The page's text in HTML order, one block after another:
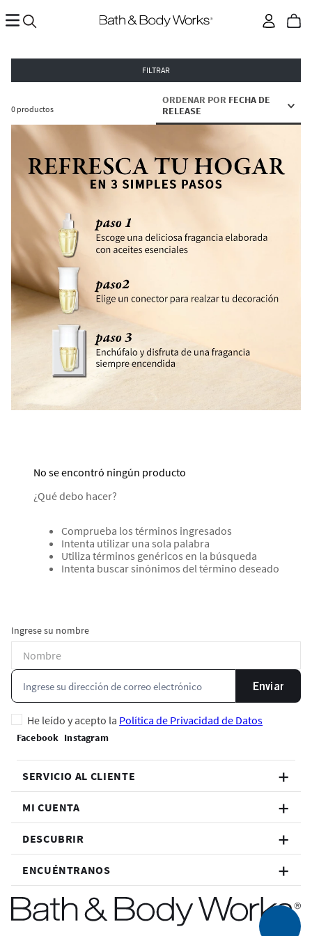
FILTRAR
0 productos
ORDENAR POR FECHA DE
RELEASE
No se encontró ningún producto
¿Qué debo hacer?
Comprueba los términos ingresados
Intenta utilizar una sola palabra
Utiliza términos genéricos en la búsqueda
Intenta buscar sinónimos del término deseado
Ingrese su nombre
Enviar
He leído y acepto la Política de Privacidad de Datos
SERVICIO AL CLIENTE
MI CUENTA
DESCUBRIR
ENCUÉNTRANOS